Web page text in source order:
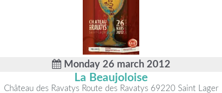
Monday 26 march 2012
La Beaujoloise
Château des Ravatys Route des Ravatys 69220 Saint Lager